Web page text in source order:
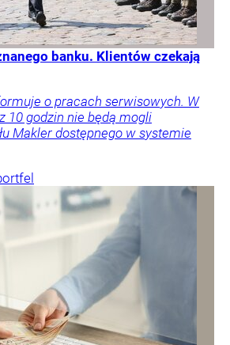
banku. Klientów czekają
o pracach serwisowych. W
10 godzin nie będą mogli
Makler dostępnego w systemie